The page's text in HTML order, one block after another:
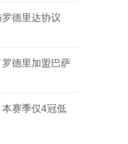
德里达协议
德里加盟巴萨
赛季仅4冠低